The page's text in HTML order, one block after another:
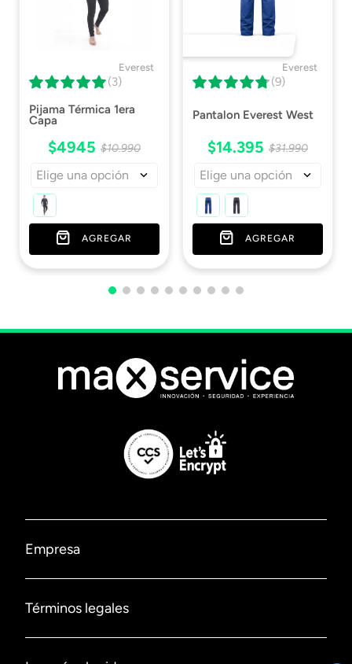
Everest
(3)
Pijama Térmica 1era
Capa
$4945 $10.990
Elige una opción
AGREGAR
Everest
(9)
Pantalon Everest West
$14.395 $31.990
Elige una opción
AGREGAR
Empresa
Nosotros
Contáctanos
Términos legales
Políticas de privacidad